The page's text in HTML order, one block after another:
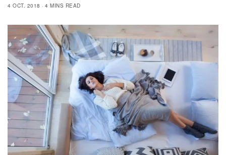
4 OCT. 2018 4 MINS READ